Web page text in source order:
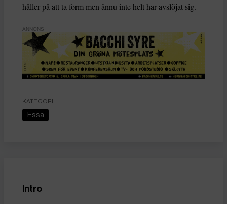
håller på att ta form men ännu inte helt har avslöjat sig.
ANNONS
KATEGORI
Essä
Intro